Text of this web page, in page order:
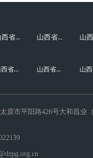
山西省发展和改革委员会 山西省科学技术厅
山西省市场监督管理局 山西省民营经济发展局
原市平阳路426号大和昌业